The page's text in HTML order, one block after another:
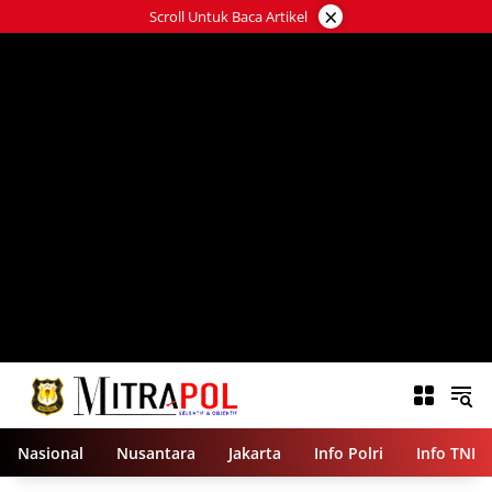
ke
Scroll Untuk Baca Artikel ×
Nasional Nusantara Jakarta Info Polri Info TNI